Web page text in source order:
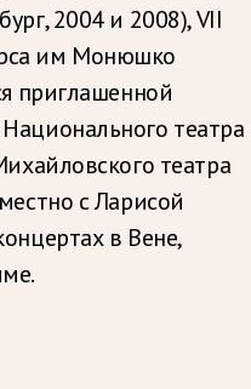
2004 и 2008), VII
им Монюшко
приглашенной
театра
театра
с Ларисой
в Вене,